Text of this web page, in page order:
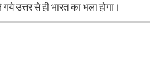
उत्तर से ही भारत का भला होगा।